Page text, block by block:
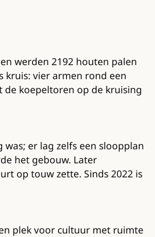
werden 2192 houten palen
kruis: vier armen rond een
koepeltoren op de kruising
er lag zelfs een sloopplan
het gebouw. Later
op touw zette. Sinds 2022 is
plek voor cultuur met ruimte